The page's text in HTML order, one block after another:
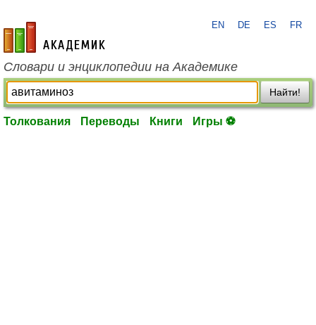
academic.ru
EN DE ES FR
Словари и энциклопедии на Академике
Найти!
Толкования Переводы Книги Игры ⚽